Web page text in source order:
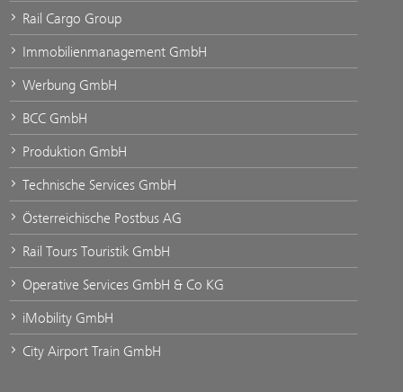
Rail Cargo Group
Immobilienmanagement GmbH
Werbung GmbH
BCC GmbH
Produktion GmbH
Technische Services GmbH
Österreichische Postbus AG
Rail Tours Touristik GmbH
Operative Services GmbH & Co KG
iMobility GmbH
City Airport Train GmbH